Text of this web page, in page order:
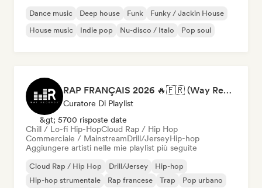
Dance music Deep house Funk
Funky / Jackin House
House music
Indie pop Nu-disco / Italo Pop soul
RAP FRANÇAIS 2026 🔥🇫🇷 (Way Records)
Curatore Di Playlist
&gt; 5700 risposte date
Chill / Lo-fi Hip-HopCloud Rap / Hip Hop
Commerciale / MainstreamDrill/JerseyHip-hop
Aggiungere artisti nelle mie playlist più seguite
Cloud Rap / Hip Hop Drill/Jersey
Hip-hop
Hip-hop strumentale
Rap francese Trap
Pop urbano